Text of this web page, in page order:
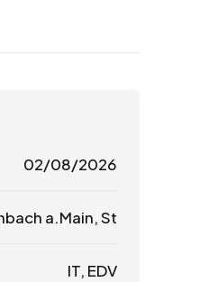
02/08/2026
a.Main, St
IT, EDV